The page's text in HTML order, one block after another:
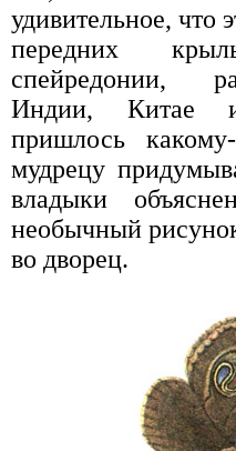
удивительное, что
передних
спейредонии,
Индии, Китае
пришлось
мудрецу
владыки
необычный
во дворец.